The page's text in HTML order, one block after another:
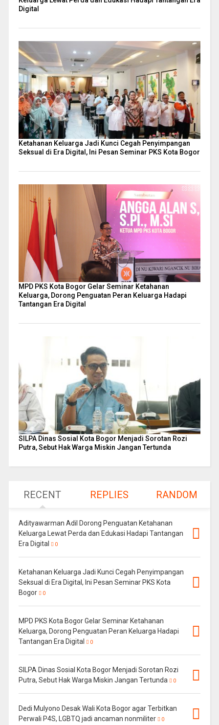
Digital
Ketahanan Keluarga Jadi Kunci Cegah Penyimpangan
Seksual di Era Digital, Ini Pesan Seminar PKS Kota Bogor
MPD PKS Kota Bogor Gelar Seminar Ketahanan
Keluarga, Dorong Penguatan Peran Keluarga Hadapi
Tantangan Era Digital
SILPA Dinas Sosial Kota Bogor Menjadi Sorotan Rozi
Putra, Sebut Hak Warga Miskin Jangan Tertunda
RECENT REPLIES RANDOM
Adityawarman Adil Dorong Penguatan Ketahanan
Keluarga Lewat Perda dan Edukasi Hadapi Tantangan
Era Digital
0
Ketahanan Keluarga Jadi Kunci Cegah Penyimpangan
Seksual di Era Digital, Ini Pesan Seminar PKS Kota
Bogor
0
MPD PKS Kota Bogor Gelar Seminar Ketahanan
Keluarga, Dorong Penguatan Peran Keluarga Hadapi
Tantangan Era Digital
0
SILPA Dinas Sosial Kota Bogor Menjadi Sorotan Rozi
Putra, Sebut Hak Warga Miskin Jangan Tertunda
0
Dedi Mulyono Desak Wali Kota Bogor agar Terbitkan
Perwali P4S, LGBTQ jadi ancaman nonmiliter
0